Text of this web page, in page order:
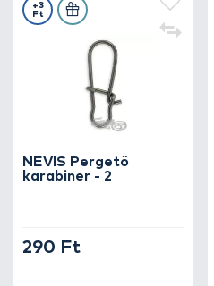
NEVIS Pergető
karabiner - 2
+3
Ft
290 Ft